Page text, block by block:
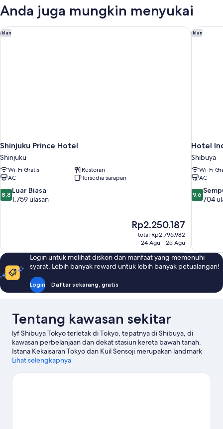
kamar
(Two
of
Anda juga mungkin menyukai
Iklan
Shinjuku Prince Hotel
Shinjuku
Wi-Fi Gratis
Restoran
AC
Tersedia sarapan
8.8
dari
8,8 Luar Biasa
1.759 ulasan
Harga
sekarang
Rp2.250.187
Rp2.250.187
total Rp2.796.982
24 Agu - 25 Agu
Shinjuku Prince Hotel Iklan
Hotel
Shibuya
Wi-Fi
AC
9.6
dari
9,6
704
Hotel
Login untuk melihat diskon dan manfaat yang memenuhi
syarat. Lebih banyak reward untuk lebih banyak petualangan!
Login Daftar sekarang, gratis
Tentang kawasan sekitar
lyf Shibuya Tokyo terletak di Tokyo, tepatnya di Shibuya, di
kawasan perbelanjaan dan dekat stasiun kereta bawah tanah.
Istana Kekaisaran Tokyo dan Kuil Sensoji merupakan landmark
terkenal kawasan ini, terdapat juga beberapa objek wisata
Disneyland® Tokyo. Periksa kegiatan atau permainan di National
Lihat selengkapnya